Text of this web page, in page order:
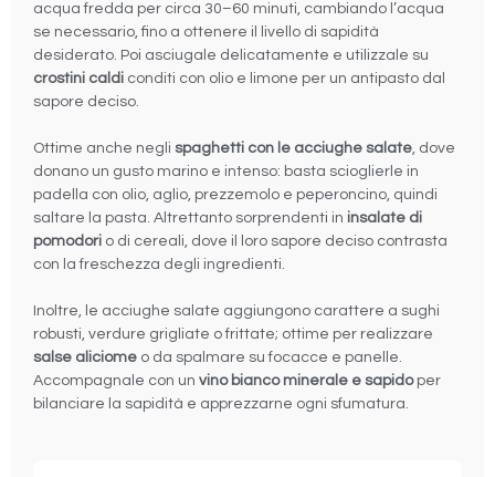
acqua fredda per circa 30–60 minuti, cambiando l’acqua
se necessario, fino a ottenere il livello di sapidità
desiderato. Poi asciugale delicatamente e utilizzale su
crostini caldi conditi con olio e limone per un antipasto dal
sapore deciso.
Ottime anche negli spaghetti con le acciughe salate, dove
donano un gusto marino e intenso: basta scioglierle in
padella con olio, aglio, prezzemolo e peperoncino, quindi
saltare la pasta. Altrettanto sorprendenti in insalate di
pomodori o di cereali, dove il loro sapore deciso contrasta
con la freschezza degli ingredienti.
Inoltre, le acciughe salate aggiungono carattere a sughi
robusti, verdure grigliate o frittate; ottime per realizzare
salse aliciome o da spalmare su focacce e panelle.
Accompagnale con un vino bianco minerale e sapidoper
bilanciare la sapidità e apprezzarne ogni sfumatura.